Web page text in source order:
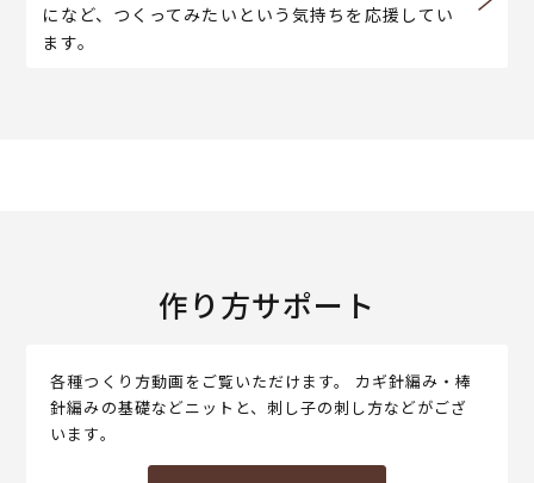
になど、つくってみたいという気持ちを応援してい
ます。
作り方サポート
各種つくり方動画をご覧いただけます。 カギ針編み・棒
針編みの基礎などニットと、刺し子の刺し方などがござ
います。